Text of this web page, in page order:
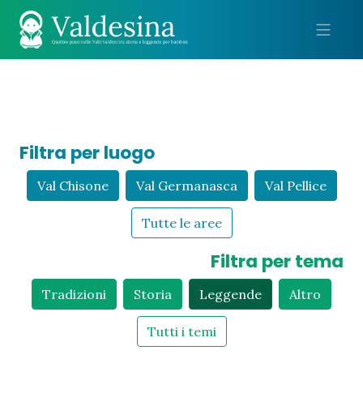
Filtra per luogo
Val Chisone Val Germanasca Val Pellice
Tutte le aree
Filtra per tema
Tradizioni Storia Leggende Altro
Tutti i temi